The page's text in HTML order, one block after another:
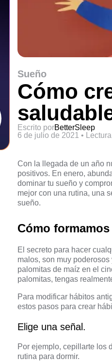
Sueño
Cómo
Escrito porBetterSleep
6 de julio de 2021 •
Con la llegada de un año
positivos. En enero,
dominar tu sueño y
mejor con una rutina, una
sueño.
Cómo
El secreto para hacer
malos, son muy
palomitas de maíz en el
palomitas, tengas
Para modificar hábitos
estos pasos para crear
Elige una señal.
Por ejemplo, cepillarte los
rutina para dormir.